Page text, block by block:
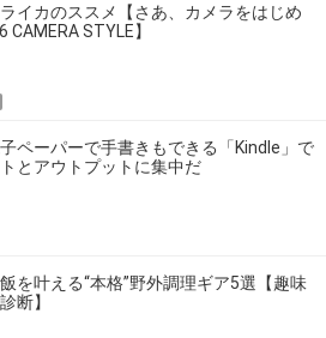
イカのススメ【さあ、カメラをはじめ
CAMERA STYLE】
ペーパーで手書きもできる「Kindle」で
とアウトプットに集中だ
を叶える“本格”野外調理ギア5選【趣味
断】